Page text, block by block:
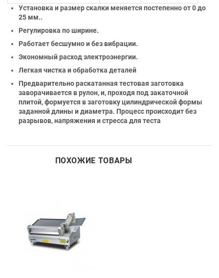
Установка и размер скалки меняется постепенно от 0 до
25 мм..
Регулировка по ширине.
Работает бесшумно и без вибрации.
Экономный расход электроэнергии.
Легкая чистка и обработка деталей
Предварительно раскатанная тестовая заготовка
заворачивается в рулон, и, проходя под закаточной
плитой, формуется в заготовку цилиндрической формы
заданной длины и диаметра. Процесс происходит без
разрывов, напряжения и стресса для теста
ПОХОЖИЕ ТОВАРЫ